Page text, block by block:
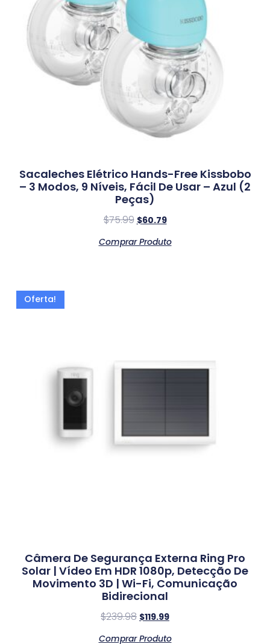
Sacaleches Elétrico Hands-Free Kissbobo
– 3 Modos, 9 Níveis, Fácil De Usar – Azul (2
Peças)
$75.99 $60.79
Comprar Produto
Oferta!
Câmera De Segurança Externa Ring Pro
Solar | Vídeo Em HDR 1080p, Detecção De
Movimento 3D | Wi-Fi, Comunicação
Bidirecional
$239.98 $119.99
Comprar Produto